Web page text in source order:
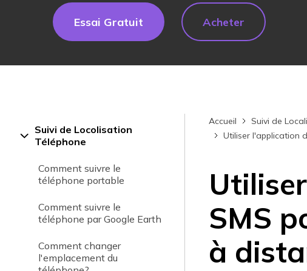
Essai Gratuit
Acheter
Suivi de Locolisation
Téléphone
Comment suivre le
téléphone portable
Comment suivre le
téléphone par Google Earth
Comment changer
l'emplacement du
Accueil
Suivi de
Utiliser l'application
SMS
à